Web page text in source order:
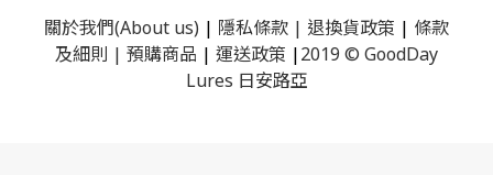
關於我們(About us) | 隱私條款 | 退換貨政策 | 條款
及細則 | 預購商品 | 運送政策 |2019 © GoodDay
Lures 日安路亞